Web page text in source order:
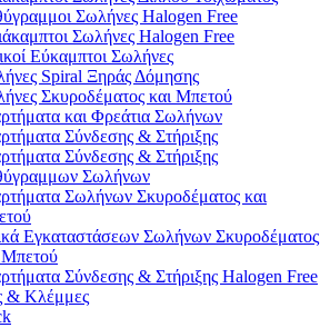
Σωλήνες Halogen Free
Σωλήνες Halogen Free
Εύκαμπτοι Σωλήνες
Spiral Ξηράς Δόμησης
Σκυροδέματος και Μπετού
και Φρεάτια Σωλήνων
Σύνδεσης & Στήριξης
Σύνδεσης & Στήριξης
Σωλήνων
Σωλήνων Σκυροδέματος και
Εγκαταστάσεων Σωλήνων Σκυροδέματος
Μπετού
Σύνδεσης & Στήριξης Halogen Free
& Κλέμμες